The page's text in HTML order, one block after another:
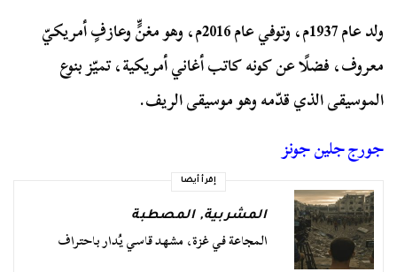
ولد عام 1937م، وتوفي عام 2016م، وهو مغنٍّ وعازفٍ أمريكيّ
معروف، فضلًا عن كونه كاتب أغاني أمريكية، تميّز بنوع
الموسيقى الذي قدّمه وهو موسيقى الريف.
جورج جلين جونز
إقرأ أيضا
المشربية,المصطبة
المجاعة في غزة، مشهد قاسي يُدار باحتراف